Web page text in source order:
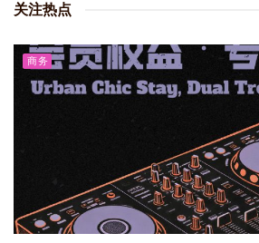
关注热点
商务